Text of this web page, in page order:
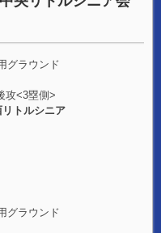
グラウンド
側>
トルシニア
グラウンド